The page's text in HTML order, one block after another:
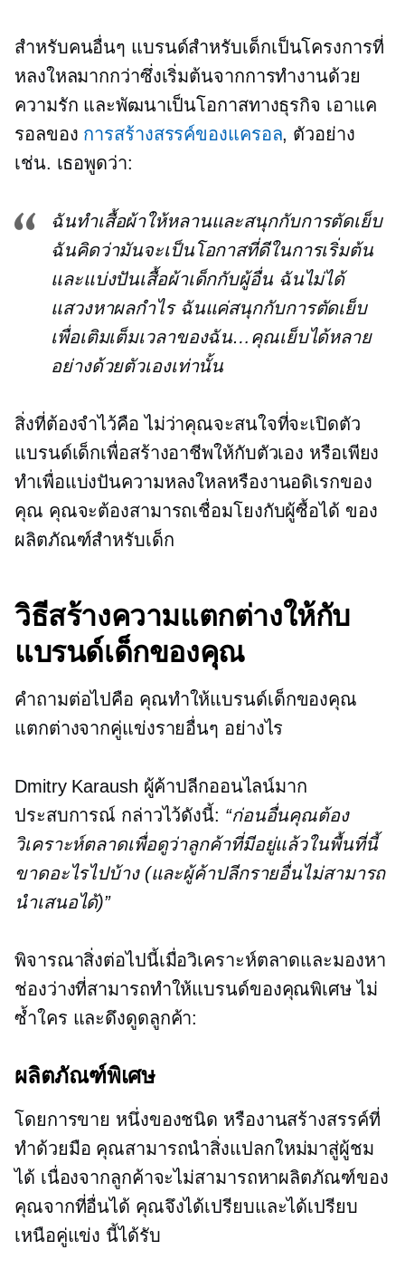
สำหรับคนอื่นๆ แบรนด์สำหรับเด็กเป็นโครงการที่
หลงใหลมากกว่าซึ่งเริ่มต้นจากการทำงานด้วย
ความรัก และพัฒนาเป็นโอกาสทางธุรกิจ เอาแค
รอลของ การสร้างสรรค์ของแครอล, ตัวอย่าง
เช่น. เธอพูดว่า:
ฉันทำเสื้อผ้าให้หลานและสนุกกับการตัดเย็บ
ฉันคิดว่ามันจะเป็นโอกาสที่ดีในการเริ่มต้น
และแบ่งปันเสื้อผ้าเด็กกับผู้อื่น ฉันไม่ได้
แสวงหาผลกำไร ฉันแค่สนุกกับการตัดเย็บ
เพื่อเติมเต็มเวลาของฉัน…คุณเย็บได้หลาย
อย่างด้วยตัวเองเท่านั้น
สิ่งที่ต้องจำไว้คือ ไม่ว่าคุณจะสนใจที่จะเปิดตัว
แบรนด์เด็กเพื่อสร้างอาชีพให้กับตัวเอง หรือเพียง
ทำเพื่อแบ่งปันความหลงใหลหรืองานอดิเรกของ
คุณ คุณจะต้องสามารถเชื่อมโยงกับผู้ซื้อได้ ของ
ผลิตภัณฑ์สำหรับเด็ก
วิธีสร้างความแตกต่างให้กับ
แบรนด์เด็กของคุณ
คำถามต่อไปคือ คุณทำให้แบรนด์เด็กของคุณ
แตกต่างจากคู่แข่งรายอื่นๆ อย่างไร
Dmitry Karaush ผู้ค้าปลีกออนไลน์มาก
ประสบการณ์ กล่าวไว้ดังนี้: “ก่อนอื่นคุณต้อง
วิเคราะห์ตลาดเพื่อดูว่าลูกค้าที่มีอยู่แล้วในพื้นที่นี้
ขาดอะไรไปบ้าง (และผู้ค้าปลีกรายอื่นไม่สามารถ
นำเสนอได้)”
พิจารณาสิ่งต่อไปนี้เมื่อวิเคราะห์ตลาดและมองหา
ช่องว่างที่สามารถทำให้แบรนด์ของคุณพิเศษ ไม่
ซ้ำใคร และดึงดูดลูกค้า:
ผลิตภัณฑ์พิเศษ
โดยการขาย หนึ่งของชนิด หรืองานสร้างสรรค์ที่
ทำด้วยมือ คุณสามารถนำสิ่งแปลกใหม่มาสู่ผู้ชม
ได้ เนื่องจากลูกค้าจะไม่สามารถหาผลิตภัณฑ์ของ
คุณจากที่อื่นได้ คุณจึงได้เปรียบและได้เปรียบ
เหนือคู่แข่ง นี้ได้รับ